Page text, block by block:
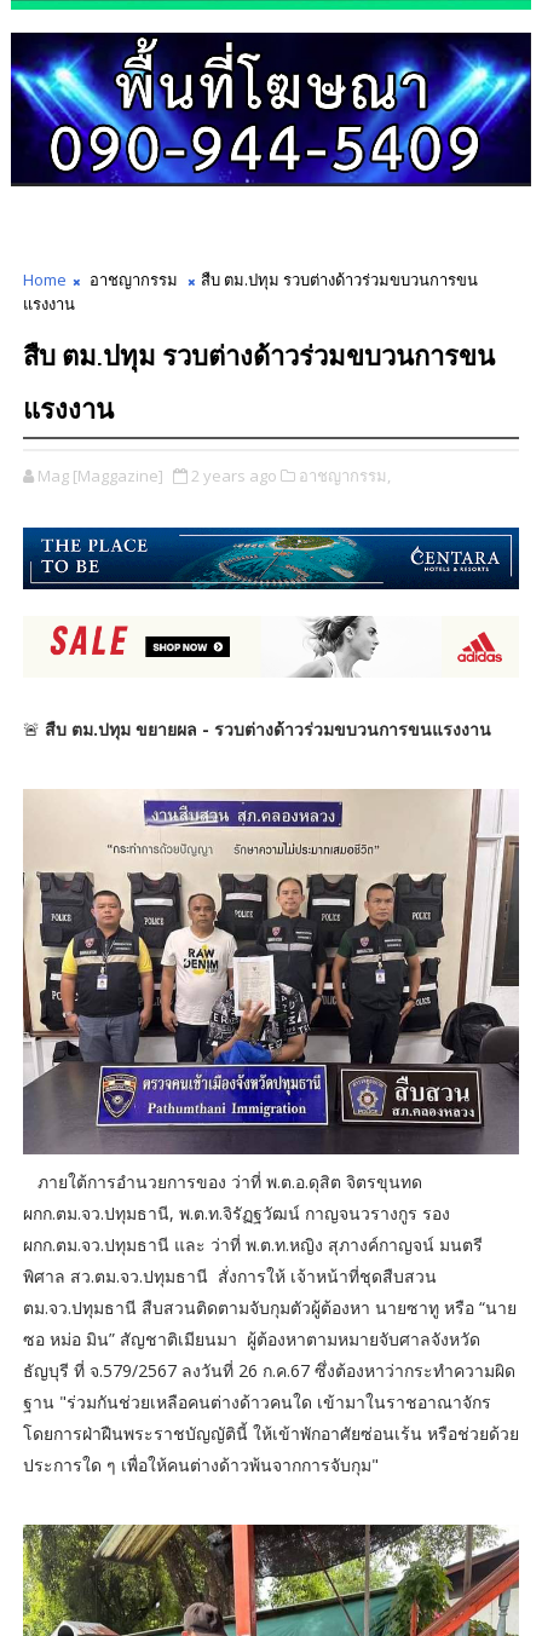
Home อาชญากรรม
สืบ ตม.ปทุม รวบต่างด้าวร่วมขบวนการขน
แรงงาน
สืบ ตม.ปทุม รวบต่างด้าวร่วมขบวนการขน
แรงงาน
Mag [Maggazine] 2 years ago อาชญากรรม,
🚨 สืบ ตม.ปทุม ขยายผล - รวบต่างด้าวร่วมขบวนการขนแรงงาน
ภายใต้การอำนวยการของ ว่าที่ พ.ต.อ.ดุสิต จิตรขุนทด
ผกก.ตม.จว.ปทุมธานี, พ.ต.ท.จิรัฏฐวัฒน์ กาญจนวรางกูร รอง
ผกก.ตม.จว.ปทุมธานี และ ว่าที่ พ.ต.ท.หญิง สุภางค์กาญจน์ มนตรี
พิศาล สว.ตม.จว.ปทุมธานี สั่งการให้ เจ้าหน้าที่ชุดสืบสวน
ตม.จว.ปทุมธานี สืบสวนติดตามจับกุมตัวผู้ต้องหา นายซาทู หรือ “นาย
ซอ หม่อ มิน” สัญชาติเมียนมา ผู้ต้องหาตามหมายจับศาลจังหวัด
ธัญบุรี ที่ จ.579/2567 ลงวันที่ 26 ก.ค.67 ซึ่งต้องหาว่ากระทำความผิด
ฐาน "ร่วมกันช่วยเหลือคนต่างด้าวคนใด เข้ามาในราชอาณาจักร
โดยการฝ่าฝืนพระราชบัญญัตินี้ ให้เข้าพักอาศัยซ่อนเร้น หรือช่วยด้วย
ประการใด ๆ เพื่อให้คนต่างด้าวพ้นจากการจับกุม"